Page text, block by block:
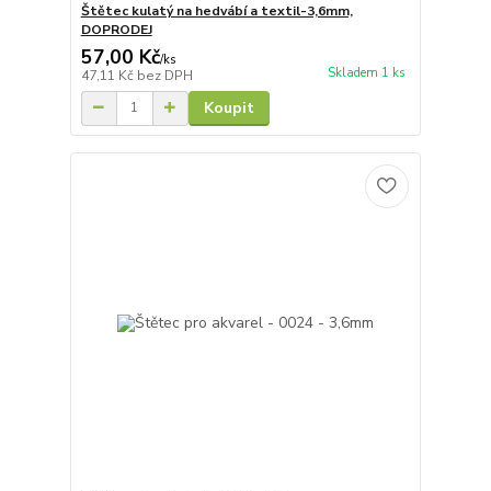
Štětec kulatý na hedvábí a textil-3,6mm,
DOPRODEJ
57,00 Kč/ks
47,11 Kč bez DPH Skladem 1 ks
Koupit